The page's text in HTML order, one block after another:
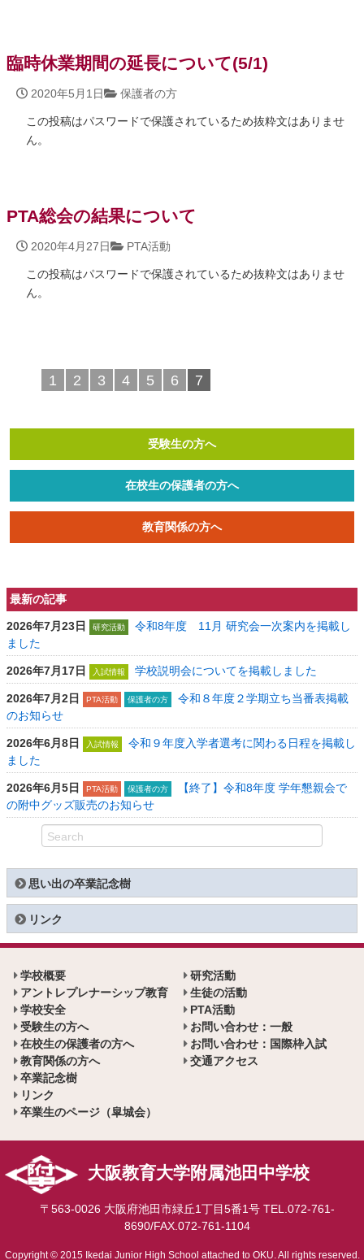
臨時休業期間の延長について(5/1)
2020年5月1日 保護者の方
この投稿はパスワードで保護されているため抜粋文はありませ
ん。
PTA総会の結果について
2020年4月27日 PTA活動
この投稿はパスワードで保護されているため抜粋文はありませ
ん。
1 2 3 4 5 6 7
受験生の方へ
在校生の保護者の方へ
教育関係の方へ
最新の記事
2026年7月23日 研究活動
令和8年度 11月 研究会一次案内を掲載し
ました
2026年7月17日 入試情報 学校説明会についてを掲載しました
2026年7月2日 PTA活動 保護者の方
令和８年度２学期立ち当番表掲載
のお知らせ
2026年6月8日 入試情報
令和９年度入学者選考に関わる日程を掲載し
ました
2026年6月5日 PTA活動 保護者の方
【終了】令和8年度 学年懇親会で
の附中グッズ販売のお知らせ
思い出の卒業記念樹
リンク
学校概要
アントレプレナーシップ教育
学校安全
研究活動
生徒の活動
PTA活動
受験生の方へ
在校生の保護者の方へ
教育関係の方へ
お問い合わせ：一般
お問い合わせ：国際枠入試
交通アクセス
卒業記念樹
リンク
卒業生のページ（皐城会）
大阪教育大学附属池田中学校
〒563-0026 大阪府池田市緑丘1丁目5番1号 TEL.072-761-
8690/FAX.072-761-1104
Copyright © 2015 Ikedai Junior High School attached to OKU. All rights reserved.